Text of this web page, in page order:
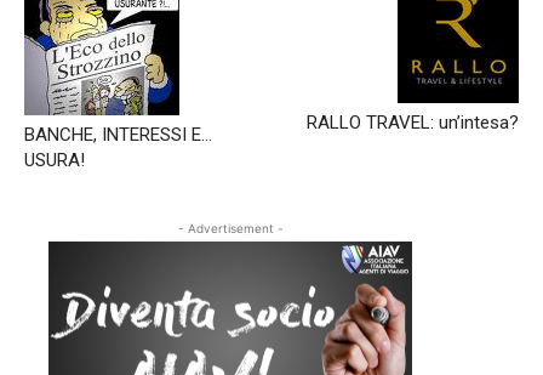
08/11/2023
BANCHE, INTERESSI E…
USURA!
RALLO TRAVEL: un’intesa?
- Advertisement -